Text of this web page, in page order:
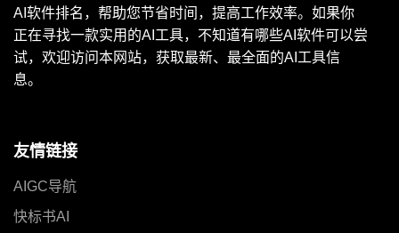
AI软件排名，帮助您节省时间，提高工作效率。如果你
正在寻找一款实用的AI工具，不知道有哪些AI软件可以尝
试，欢迎访问本网站，获取最新、最全面的AI工具信
息。
友情链接
AIGC导航
快标书AI